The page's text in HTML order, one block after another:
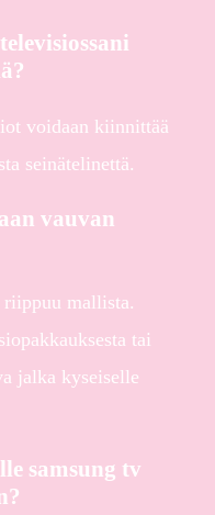
voidaan kiinnittää
seinätelinettä.
vauvan
riippuu mallista.
tai
jalka kyseiselle
samsung tv